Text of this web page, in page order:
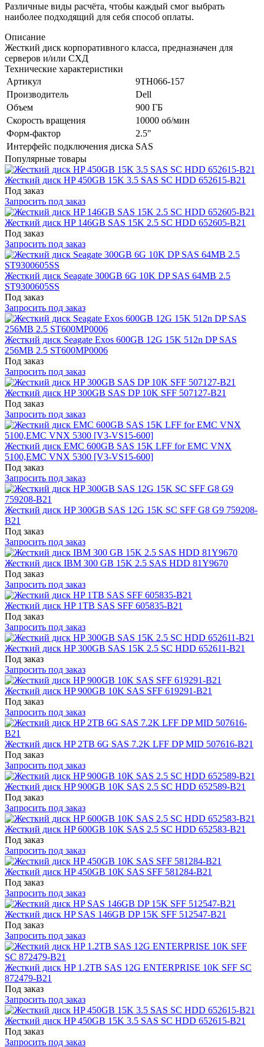
Различные виды расчёта, чтобы каждый смог выбрать
наиболее подходящий для себя способ оплаты.
Описание
Жесткий диск корпоративного класса, предназначен для
серверов и/или СХД
Технические характеристики
Артикул
9TH066-157
Производитель
Dell
Объем
900 ГБ
Скорость вращения
10000 об/мин
Форм-фактор
2.5"
Интерфейс подключения диска SAS
Популярные товары
Жесткий диск HP 450GB 15K 3.5 SAS SC HDD 652615-B21
Под заказ
Запросить под заказ
Жесткий диск HP 146GB SAS 15K 2.5 SC HDD 652605-B21
Под заказ
Запросить под заказ
Жесткий диск Seagate 300GB 6G 10K DP SAS 64MB 2.5
ST9300605SS
Под заказ
Запросить под заказ
Жесткий диск Seagate Exos 600GB 12G 15K 512n DP SAS
256MB 2.5 ST600MP0006
Под заказ
Запросить под заказ
Жесткий диск HP 300GB SAS DP 10K SFF 507127-B21
Под заказ
Запросить под заказ
Жесткий диск EMC 600GB SAS 15K LFF for EMC VNX
5100,EMC VNX 5300 [V3-VS15-600]
Под заказ
Запросить под заказ
Жесткий диск HP 300GB SAS 12G 15K SC SFF G8 G9 759208-
B21
Под заказ
Запросить под заказ
Жесткий диск IBM 300 GB 15K 2.5 SAS HDD 81Y9670
Под заказ
Запросить под заказ
Жесткий диск HP 1TB SAS SFF 605835-B21
Под заказ
Запросить под заказ
Жесткий диск HP 300GB SAS 15K 2.5 SC HDD 652611-B21
Под заказ
Запросить под заказ
Жесткий диск HP 900GB 10K SAS SFF 619291-B21
Под заказ
Запросить под заказ
Жесткий диск HP 2TB 6G SAS 7.2K LFF DP MID 507616-B21
Под заказ
Запросить под заказ
Жесткий диск HP 900GB 10K SAS 2.5 SC HDD 652589-B21
Под заказ
Запросить под заказ
Жесткий диск HP 600GB 10K SAS 2.5 SC HDD 652583-B21
Под заказ
Запросить под заказ
Жесткий диск HP 450GB 10K SAS SFF 581284-B21
Под заказ
Запросить под заказ
Жесткий диск HP SAS 146GB DP 15K SFF 512547-B21
Под заказ
Запросить под заказ
Жесткий диск HP 1.2TB SAS 12G ENTERPRISE 10K SFF SC
872479-B21
Под заказ
Запросить под заказ
Жесткий диск HP 450GB 15K 3.5 SAS SC HDD 652615-B21
Под заказ
Запросить под заказ